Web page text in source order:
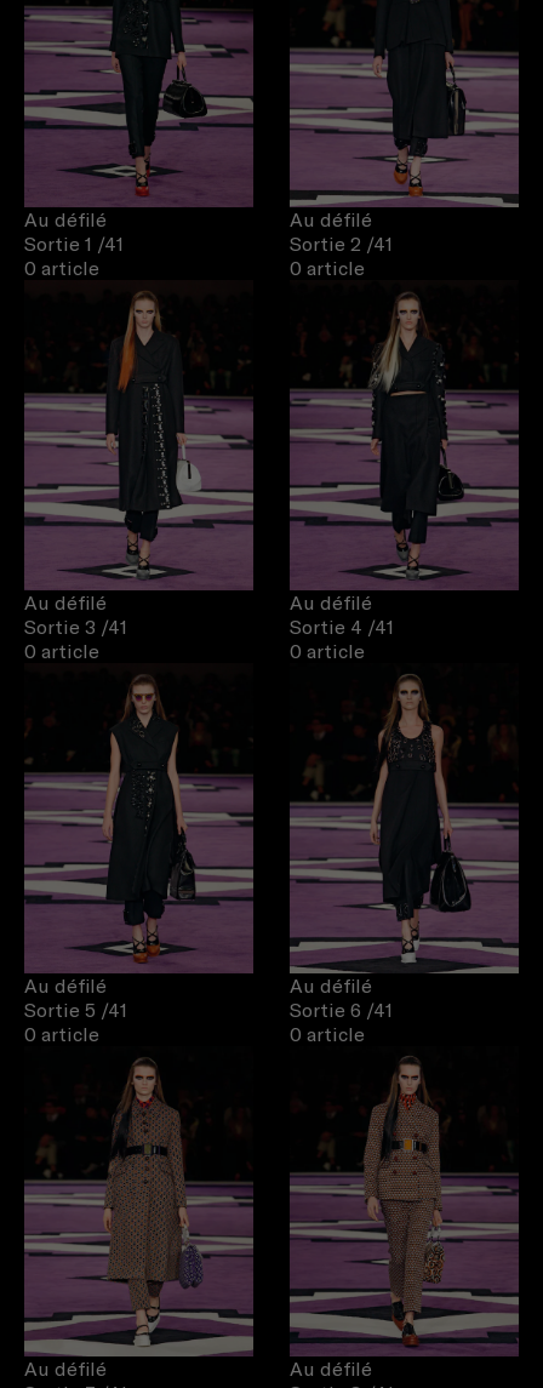
Au défilé
Sortie 1 /41
0 article
Au défilé
Sortie 2 /41
0 article
Au défilé
Sortie 3 /41
0 article
Au défilé
Sortie 4 /41
0 article
Au défilé
Sortie 5 /41
0 article
Au défilé
Sortie 6 /41
0 article
Au défilé
Au défilé